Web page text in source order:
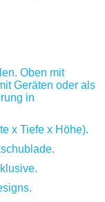
Oben mit
Geräten oder als
in
x Tiefe x Höhe).